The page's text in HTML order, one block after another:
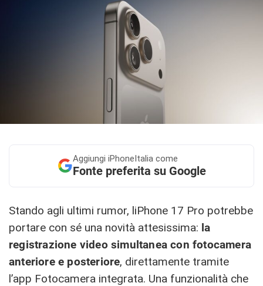
Aggiungi iPhoneItalia come
Fonte preferita su Google
Stando agli ultimi rumor, liPhone 17 Pro potrebbe
portare con sé una novità attesissima: la
registrazione video simultanea con fotocamera
anteriore e posteriore, direttamente tramite
l’app Fotocamera integrata. Una funzionalità che